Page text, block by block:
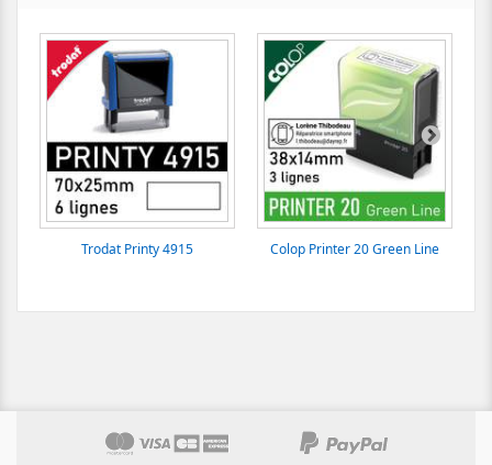
Trodat Printy 4915 Colop Printer 20 Green Line